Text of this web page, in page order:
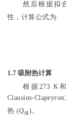
然后根据拟
性，计算公式为:
1.7 吸附热计算
根据273 K
Clausius-
热 (Qst)。